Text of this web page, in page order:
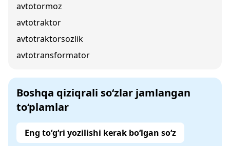
avtotormoz
avtotraktor
avtotraktorsozlik
avtotransformator
Boshqa qiziqrali so‘zlar jamlangan
to‘plamlar
Eng to‘g‘ri yozilishi kerak bo‘lgan so‘z